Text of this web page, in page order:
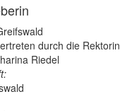
durch die Rektorin
Riedel